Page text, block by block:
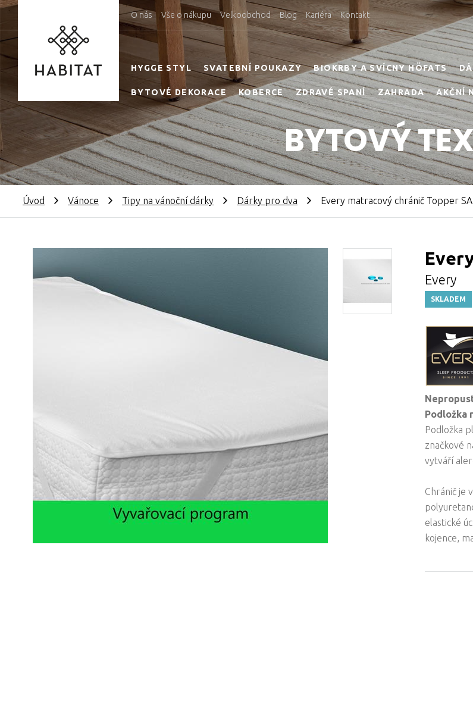
O nás Vše o nákupu Velkoobchod Blog Kariéra Kontakt
HYGGE STYL SVATEBNÍ POUKAZY BIOKRBY A SVÍCNY HÖFATS
BYTOVÉ DEKORACE KOBERCE ZDRAVÉ SPANÍ ZAHRADA AKČNÍ
BYTOVÝ
Úvod Vánoce Tipy na vánoční dárky Dárky pro dva Every matracový chránič Topper
Every
SKLADEM
Podložka
Podložka
značkové
vytváří
Chránič je
elastické
kojence,